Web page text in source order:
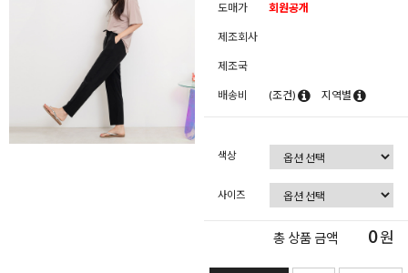
도매가 회원공개
제조회사
제조국
배송비 (조건) 지역별
색상
사이즈
총 상품 금액 0원